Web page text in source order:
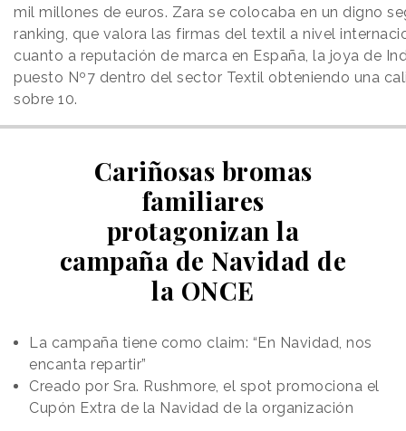
mil millones de euros. Zara se colocaba en un digno
ranking, que valora las firmas del textil a nivel
cuanto a reputación de marca en España, la joya de
puesto Nº7 dentro del sector Textil obteniendo una
sobre 10.
Cariñosas bromas
familiares
protagonizan la
campaña de Navidad de
la ONCE
La campaña tiene como claim: “En Navidad, nos
encanta repartir”
Creado por Sra. Rushmore, el spot promociona el
Cupón Extra de la Navidad de la organización